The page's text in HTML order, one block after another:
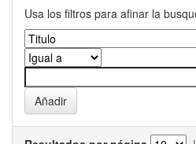
Usa los filtros para afinar la